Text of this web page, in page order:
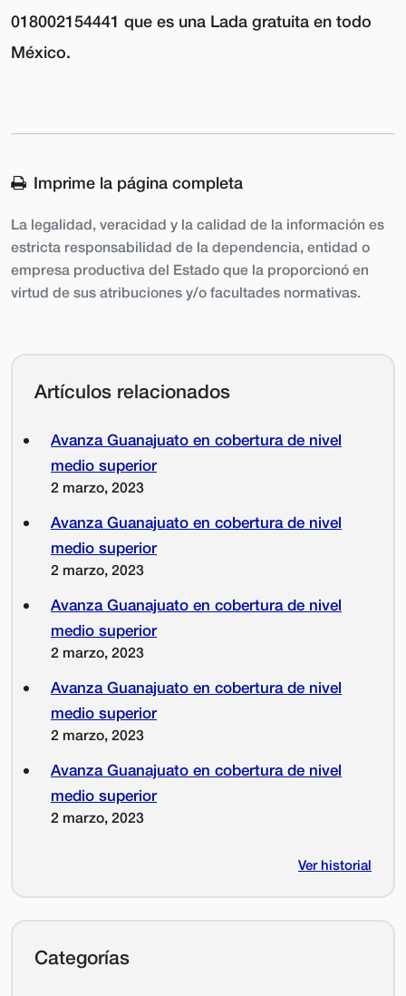
018002154441 que es una Lada gratuita en todo
México.
Imprime la página completa
La legalidad, veracidad y la calidad de la información es
estricta responsabilidad de la dependencia, entidad o
empresa productiva del Estado que la proporcionó en
virtud de sus atribuciones y/o facultades normativas.
Artículos relacionados
Avanza Guanajuato en cobertura de nivel
medio superior
2 marzo, 2023
Avanza Guanajuato en cobertura de nivel
medio superior
2 marzo, 2023
Avanza Guanajuato en cobertura de nivel
medio superior
2 marzo, 2023
Avanza Guanajuato en cobertura de nivel
medio superior
2 marzo, 2023
Avanza Guanajuato en cobertura de nivel
medio superior
2 marzo, 2023
Ver historial
Categorías